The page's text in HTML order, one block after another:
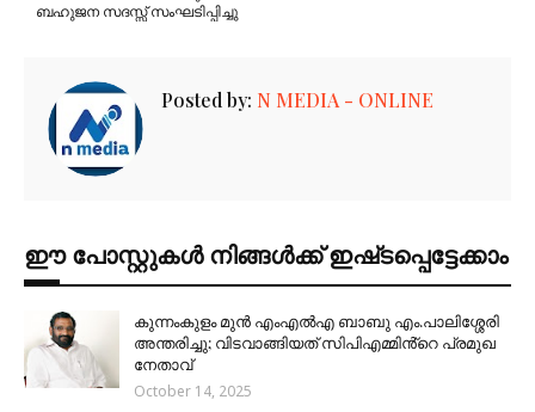
ബഹുജന സദസ്സ് സംഘടിപ്പിച്ചു
Posted by: N MEDIA - ONLINE
ഈ പോസ്റ്റുകൾ നിങ്ങൾക്ക് ഇഷ്‌‌ടപ്പെട്ടേക്കാം
കുന്നംകുളം മുൻ എംഎൽഎ ബാബു എം.പാലിശ്ശേരി
അന്തരിച്ചു; വിടവാങ്ങിയത് സിപിഎമ്മിൻ്റെ പ്രമുഖ
നേതാവ്
October 14, 2025